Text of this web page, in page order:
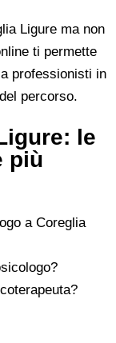
Ligure ma non
ti permette
professionisti in
percorso.
le
più
a Coreglia